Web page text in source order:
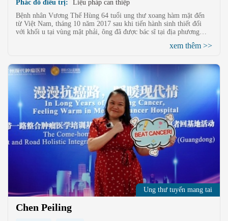
Phác đồ điều trị:
Liệu pháp can thiệp
Bệnh nhân Vương Thế Hùng 64 tuổi ung thư xoang hàm mặt đến
từ Việt Nam, tháng 10 năm 2017 sau khi tiến hành sinh thiết đối
với khối u tại vùng mặt phải, ông đã được bác sĩ tại địa phương
Vương Thế Hùng đã từ chối, sau đó đã tới Bệnh viện Ung thư St.
giờ tình hình bệnh ổn định.
xem thêm >>
Ung thư tuyến mang tai
Chen Peiling